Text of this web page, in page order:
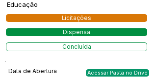
Educação
Licitações
Dispensa
Concluída
Data de Abertura
Acessar Pasta no Drive